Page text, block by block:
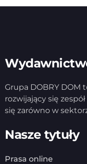
Grupa DOBRY DOM
rozwijający się
się zarówno w
Nasze tytuły
Prasa online